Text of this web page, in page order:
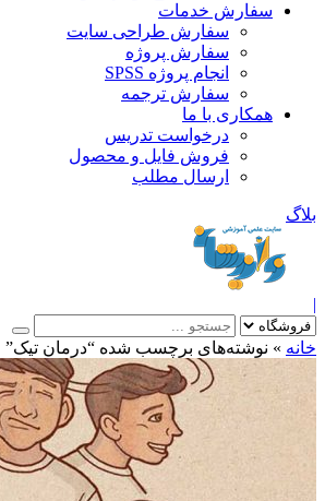
سفارش خدمات
سفارش طراحی سایت
سفارش پروژه
انجام پروژه SPSS
سفارش ترجمه
همکاری با ما
درخواست تدریس
فروش فایل و محصول
ارسال مطلب
»نوشته‌های برچسب شده “درمان تیک”